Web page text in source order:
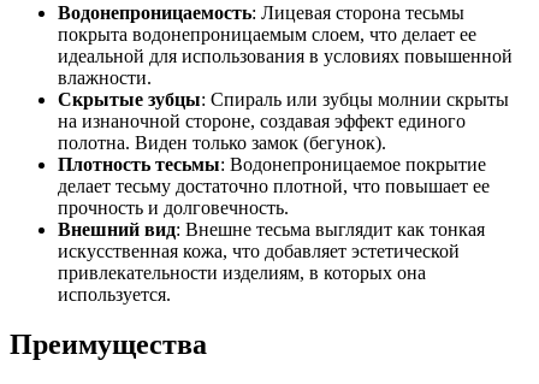
Водонепроницаемость: Лицевая сторона тесьмы
покрыта водонепроницаемым слоем, что делает ее
идеальной для использования в условиях повышенной
влажности.
Скрытые зубцы: Спираль или зубцы молнии скрыты
на изнаночной стороне, создавая эффект единого
полотна. Виден только замок (бегунок).
Плотность тесьмы: Водонепроницаемое покрытие
делает тесьму достаточно плотной, что повышает ее
прочность и долговечность.
Внешний вид: Внешне тесьма выглядит как тонкая
искусственная кожа, что добавляет эстетической
привлекательности изделиям, в которых она
используется.
Преимущества